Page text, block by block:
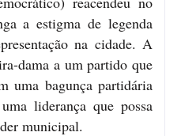
a estigma de legenda
na cidade. A
dama a um partido que
uma bagunça partidária
liderança que possa
municipal.